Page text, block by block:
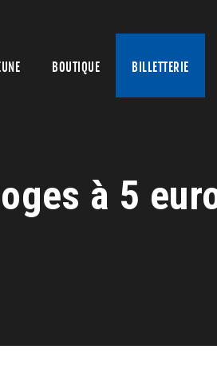
BOUTIQUE BILLETTERIE
à 5